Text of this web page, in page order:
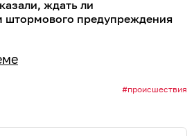
ждать ли
штормового предупреждения
происшествия